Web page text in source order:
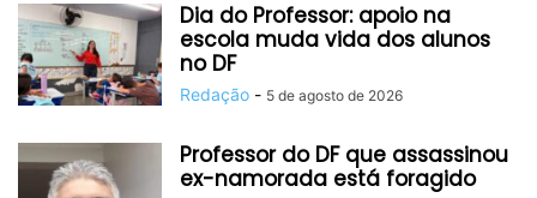
Dia do Professor: apoio na
escola muda vida dos alunos
no DF
Redação - 5 de agosto de 2026
Professor do DF que assassinou
ex-namorada está foragido